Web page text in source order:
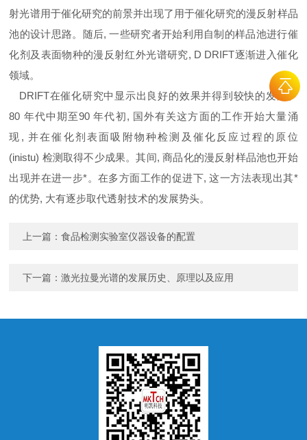
射光谱用于催化研究的前景并出现了用于催化研究的漫反射样品
池的设计思路。随后, 一些研究者开始利用自制的样品池进行催
化剂及表面物种的漫反射红外光谱研究, D DRIFT逐渐进入催化
领域。
DRIFT在催化研究中显示出良好的效果并得到较快的发展。
80 年代中期至90 年代初, 国外有关这方面的工作开始大量涌
现, 并在催化剂表面吸附物种检测及催化反应过程的原位
(inistu) 检测取得不少成果。其间, 商品化的漫反射样品池也开始
出现并在进一步*。在多方面工作的促进下, 这一方法表现出其*
的优势, 大有逐步取代透射技术的发展势头。
上一篇：食品检测实验室仪器设备的配置
下一篇：激光拉曼光谱的发展历史、原理以及应用